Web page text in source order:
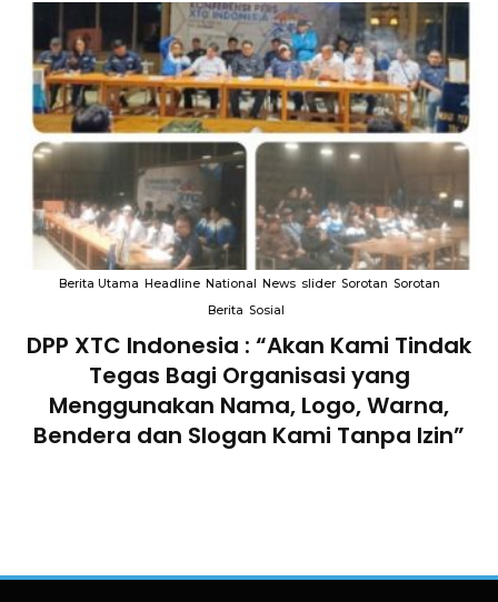
Berita Utama Headline National News slider Sorotan Sorotan
Berita Sosial
DPP XTC Indonesia : “Akan Kami Tindak
Tegas Bagi Organisasi yang
Menggunakan Nama, Logo, Warna,
Bendera dan Slogan Kami Tanpa Izin”